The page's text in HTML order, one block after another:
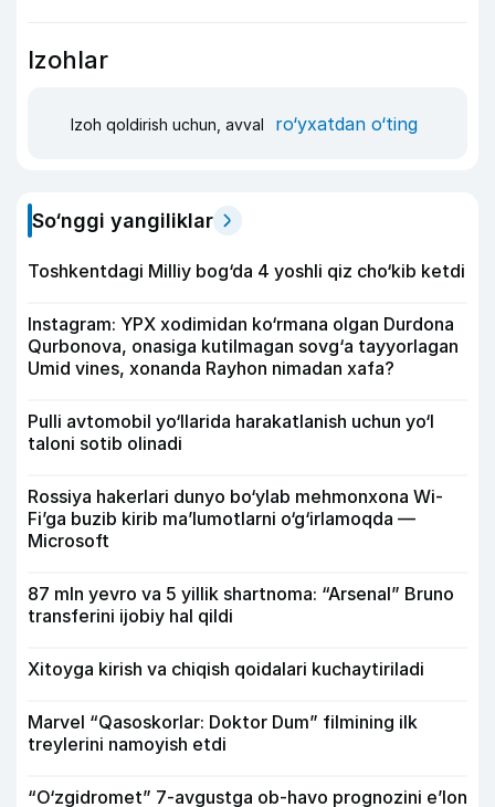
Izohlar
Izoh qoldirish uchun, avval ro‘yxatdan o‘ting
So‘nggi yangiliklar
Toshkentdagi Milliy bog‘da 4 yoshli qiz cho‘kib ketdi
Instagram: YPX xodimidan ko‘rmana olgan Durdona
Qurbonova, onasiga kutilmagan sovg‘a tayyorlagan
Umid vines, xonanda Rayhon nimadan xafa?
Pulli avtomobil yo‘llarida harakatlanish uchun yo‘l
taloni sotib olinadi
Rossiya hakerlari dunyo bo‘ylab mehmonxona Wi-
Fi’ga buzib kirib ma’lumotlarni o‘g‘irlamoqda —
Microsoft
87 mln yevro va 5 yillik shartnoma: “Arsenal” Bruno
transferini ijobiy hal qildi
Xitoyga kirish va chiqish qoidalari kuchaytiriladi
Marvel “Qasoskorlar: Doktor Dum” filmining ilk
treylerini namoyish etdi
“O‘zgidromet” 7-avgustga ob-havo prognozini e’lon